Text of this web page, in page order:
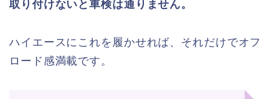
取り付けないと車検は通りません。
ハイエースにこれを履かせれば、それだけでオフ
ロード感満載です。